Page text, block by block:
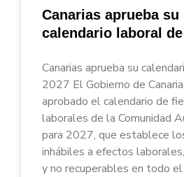
Canarias aprueba su
calendario laboral de
Canarias aprueba su
2027 El Gobierno de
aprobado el calendario de
laborales de la Comunidad
para 2027, que establece
inhábiles a efectos
y no recuperables en todo el